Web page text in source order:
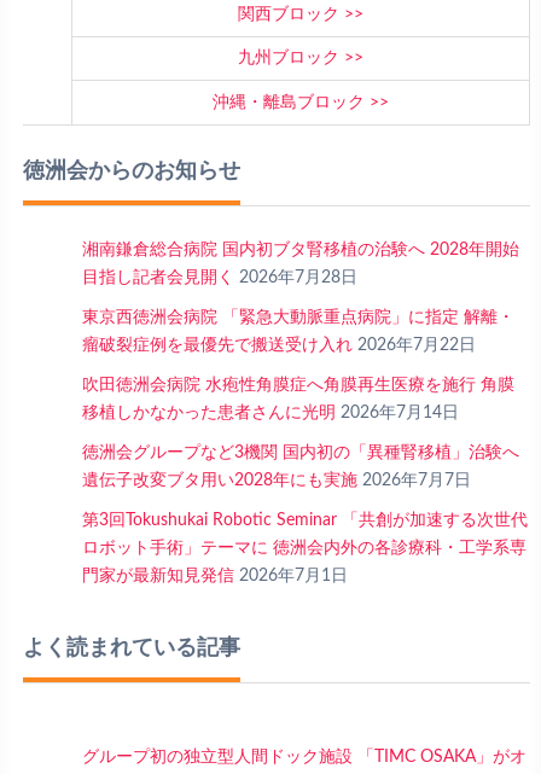
関西ブロック
九州ブロック
沖縄・離島ブロック
徳洲会からのお知らせ
湘南鎌倉総合病院 国内初ブタ腎移植の治験へ 2028年開始
目指し記者会見開く
2026年7月28日
東京西徳洲会病院 「緊急大動脈重点病院」に指定 解離・
瘤破裂症例を最優先で搬送受け入れ 2026年7月22日
吹田徳洲会病院 水疱性角膜症へ角膜再生医療を施行 角膜
移植しかなかった患者さんに光明 2026年7月14日
徳洲会グループなど3機関 国内初の「異種腎移植」治験へ
遺伝子改変ブタ用い2028年にも実施 2026年7月7日
第3回Tokushukai Robotic Seminar 「共創が加速する次世代
ロボット手術」テーマに 徳洲会内外の各診療科・工学系専
門家が最新知見発信 2026年7月1日
よく読まれている記事
グループ初の独立型人間ドック施設 「TIMC OSAKA」がオ